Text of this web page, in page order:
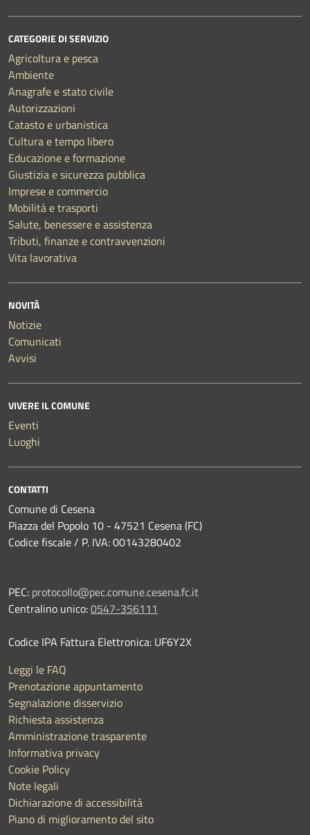
CATEGORIE DI SERVIZIO
Agricoltura e pesca
Ambiente
Anagrafe e stato civile
Autorizzazioni
Catasto e urbanistica
Cultura e tempo libero
Educazione e formazione
Giustizia e sicurezza pubblica
Imprese e commercio
Mobilità e trasporti
Salute, benessere e assistenza
Tributi, finanze e contravvenzioni
Vita lavorativa
NOVITÀ
Notizie
Comunicati
Avvisi
VIVERE IL COMUNE
Eventi
Luoghi
CONTATTI
Comune di Cesena
Piazza del Popolo 10 - 47521 Cesena (FC)
Codice fiscale / P. IVA: 00143280402
PEC: protocollo@pec.comune.cesena.fc.it
Centralino unico:0547-356111
Codice IPA Fattura Elettronica: UF6Y2X
Leggi le FAQ
Prenotazione appuntamento
Segnalazione disservizio
Richiesta assistenza
Amministrazione trasparente
Informativa privacy
Cookie Policy
Note legali
Dichiarazione di accessibilità
Piano di miglioramento del sito